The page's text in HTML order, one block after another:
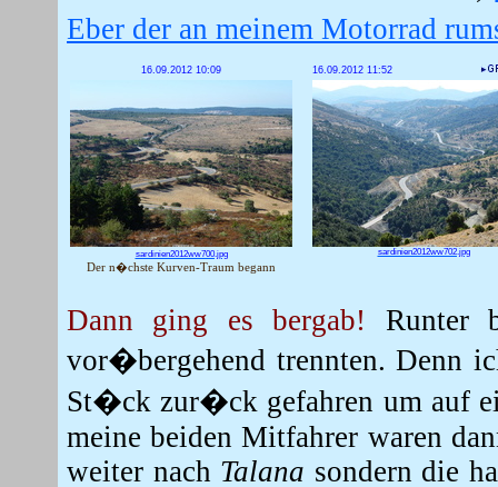
Eber der an meinem Motorrad
16.09.2012 10:09
sardinien2012ww700.jpg
Der n�chste Kurven-Traum begann
16.09.2012 11:52
sardinien2012ww702.jpg
Dann ging es bergab!
vor�bergehend trennten. Denn
St�ck zur�ck gefahren um auf
meine beiden Mitfahrer waren
weiter nach Talana sondern die